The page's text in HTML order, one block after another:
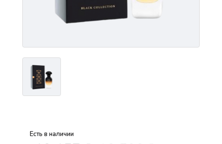
Есть в наличии